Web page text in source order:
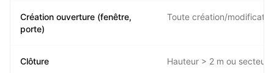
Création ouverture (fenêtre,
porte)
Toute création/
Clôture Hauteur > 2 m ou secteur